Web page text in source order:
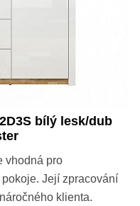
bílý lesk/dub
vhodná pro
Její zpracování
klienta.